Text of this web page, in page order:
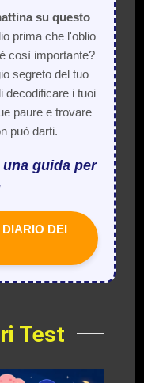
su questo
prima che l'oblio
così importante?
segreto del tuo
decodificare i tuoi
paure e trovare
può darti.
guida per
DEI
Test